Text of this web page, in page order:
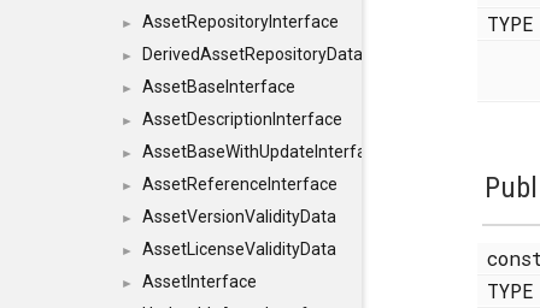
► AssetRepositoryInterface
► DerivedAssetRepositoryDataInterface
► AssetBaseInterface
► AssetDescriptionInterface
► AssetBaseWithUpdateInterface
► AssetReferenceInterface
► AssetVersionValidityData
► AssetLicenseValidityData
►
AssetInterface